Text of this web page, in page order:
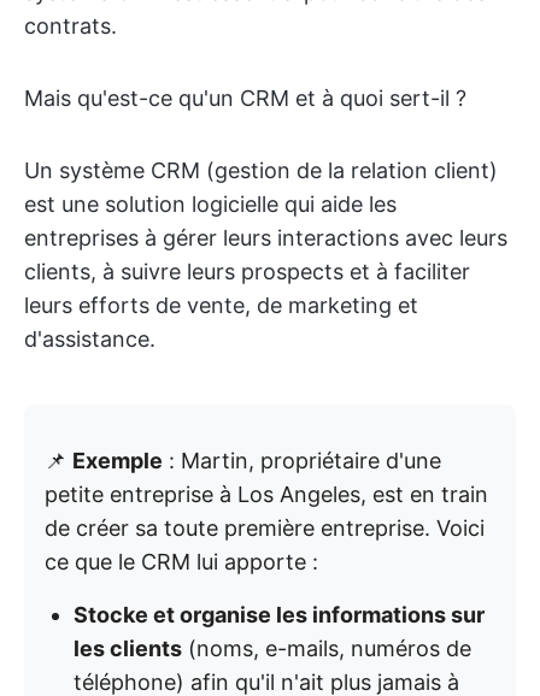
contrats.
Mais qu'est-ce qu'un CRM et à quoi sert-il ?
Un système CRM (gestion de la relation client)
est une solution logicielle qui aide les
entreprises à gérer leurs interactions avec leurs
clients, à suivre leurs prospects et à faciliter
leurs efforts de vente, de marketing et
d'assistance.
📌 Exemple : Martin, propriétaire d'une
petite entreprise à Los Angeles, est en train
de créer sa toute première entreprise. Voici
ce que le CRM lui apporte :
Stocke et organise les informations sur
les clients (noms, e-mails, numéros de
téléphone) afin qu'il n'ait plus jamais à